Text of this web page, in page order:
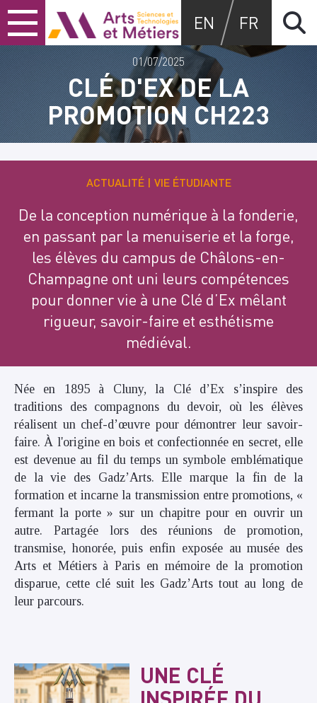
Skip
to
content
Skip
to
main
menu
Skip
to
search
Arts et métiers
EN FR
CLÉ D'EX DE LA
PROMOTION CH223
01/07/2025
ACTUALITÉ VIE ÉTUDIANTE
De la conception numérique à la fonderie,
en passant par la menuiserie et la forge,
les élèves du campus de Châlons-en-
Champagne ont uni leurs compétences
pour donner vie à une Clé d’Ex mêlant
rigueur, savoir-faire et esthétisme
médiéval.
Née en 1895 à Cluny, la Clé d’Ex s’inspire des
traditions des compagnons du devoir, où les élèves
réalisent un chef-d’œuvre pour démontrer leur savoir-
faire. À l'origine en bois et confectionnée en secret, elle
est devenue au fil du temps un symbole emblématique
de la vie des Gadz’Arts. Elle marque la fin de la
formation et incarne la transmission entre promotions, «
fermant la porte » sur un chapitre pour en ouvrir un
autre. Partagée lors des réunions de promotion,
transmise, honorée, puis enfin exposée au musée des
Arts et Métiers à Paris en mémoire de la promotion
disparue, cette clé suit les Gadz’Arts tout au long de
leur parcours.
UNE CLÉ